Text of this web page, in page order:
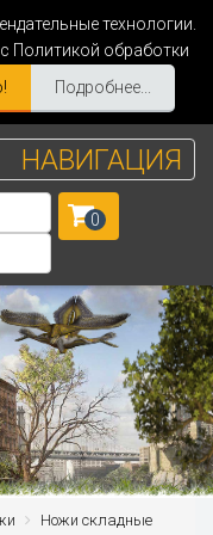
технологии.
Политикой обработки
Подробнее...
НАВИГАЦИЯ
0
Ножи складные